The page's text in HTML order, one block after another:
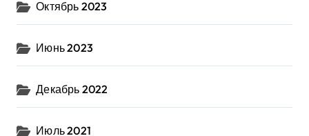
Октябрь 2023
Июнь 2023
Декабрь 2022
Июль 2021